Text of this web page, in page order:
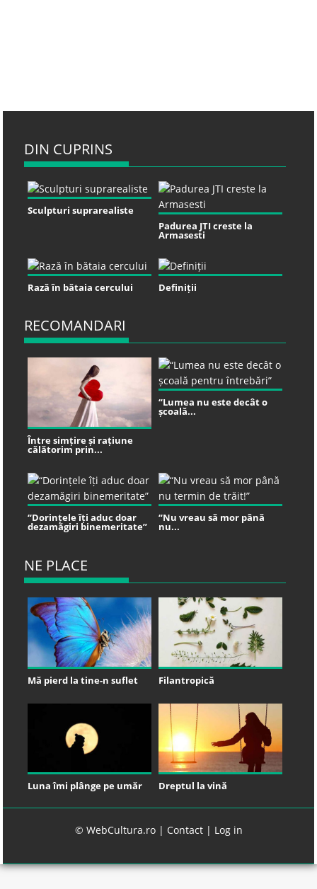
DIN CUPRINS
Sculpturi suprarealiste
Padurea JTI creste la
Armasesti
Rază în bătaia cercului Definiții
RECOMANDARI
Între simțire și rațiune
călătorim prin...
“Lumea nu este decât o
școală...
“Dorințele îți aduc doar
dezamăgiri binemeritate”
“Nu vreau să mor până
nu...
NE PLACE
Mă pierd la tine-n suflet Filantropică
Luna îmi plânge pe umăr Dreptul la vină
© WebCultura.ro | Contact| Log in